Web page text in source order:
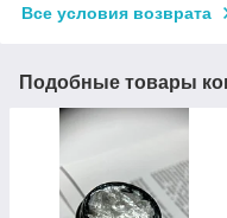
Все условия возврата
Подобные товары